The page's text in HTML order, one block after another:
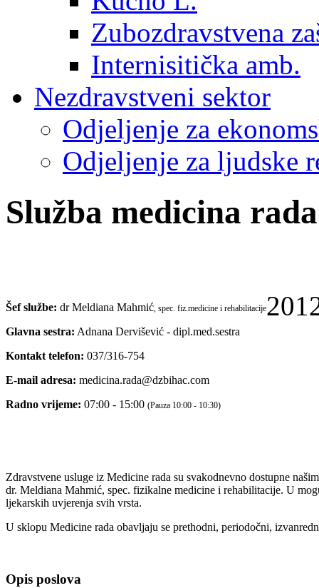
Zubozdravstvena
Internisitička amb.
Nezdravstveni sektor
Odjeljenje za
Odjeljenje za ljudske
Služba medicina
Šef službe: dr Meldiana Mahmić, spec. fiz.medicine i rehabilitacije
Glavna sestra: Adnana Dervišević - dipl.med.sestra
Kontakt telefon: 037/316-754
E-mail adresa: medicina.rada@dzbihac.com
Radno vrijeme: 07:00 - 15:00 (Pauza 10:00 - 10:30)
Zdravstvene usluge iz Medicine rada su svakodnevno dostupne
dr. Meldiana Mahmić, spec. fizikalne medicine i rehabilitacije. U
ljekarskih uvjerenja svih vrsta.
U sklopu Medicine rada obavljaju se prethodni, periodočni,
Opis poslova